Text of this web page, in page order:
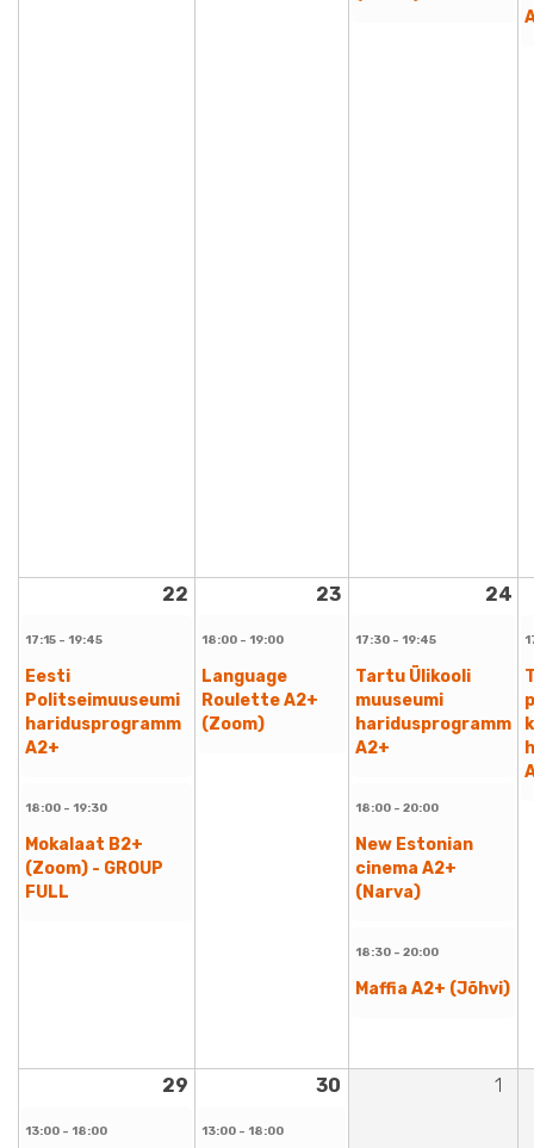
22 23 24
17:15 - 19:45
Eesti
Politseimuuseumi
haridusprogramm
A2+
18:00 - 19:30
Mokalaat B2+
(Zoom) - GROUP
FULL
18:00 - 19:00
Language
Roulette A2+
(Zoom)
17:30 - 19:45
Tartu Ülikooli
muuseumi
haridusprogramm
A2+
18:00 - 20:00
New Estonian
cinema A2+
(Narva)
18:30 - 20:00
Maffia A2+ (Jõhvi)
29 30 1
13:00 - 18:00 13:00 - 18:00